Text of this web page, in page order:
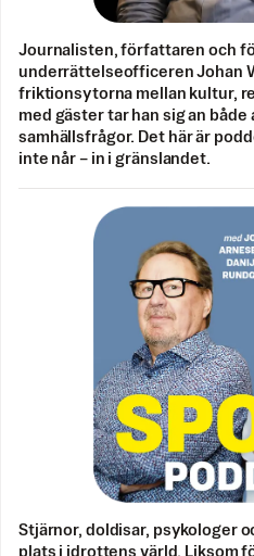
Journalisten, författaren och
underrättelseofficeren Johan
friktionsytorna mellan kultur,
med gäster tar han sig an
samhällsfrågor. Det här är
inte når – in i gränslandet.
Stjärnor, doldisar, psykologer
plats i idrottens värld. Liksom